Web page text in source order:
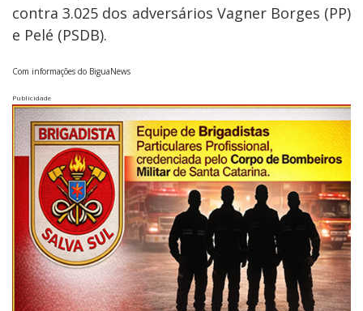
contra 3.025 dos adversários Vagner Borges (PP)
e Pelé (PSDB).
Com informações do BiguaNews
Publicidade